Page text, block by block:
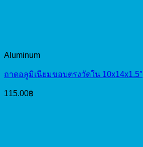
Aluminum
ถาดอลูมิเนียมขอบตรงวัดใน 10x14x1.5″
115.00฿